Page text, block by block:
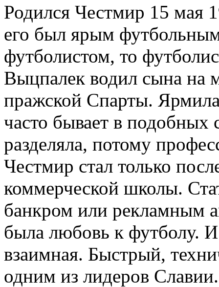
Родился Честмир 15 мая
его был ярым
футболистом, то
Выцпалек водил сына на
пражской Спарты.
часто бывает в подобных
разделяла, потому
Честмир стал только
коммерческой школы.
банкром или рекламным
была любовь к футболу.
взаимная. Быстрый,
одним из лидеров Славии.